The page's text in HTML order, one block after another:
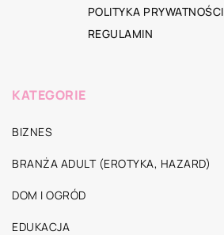
POLITYKA PRYWATNOŚCI
REGULAMIN
KATEGORIE
BIZNES
BRANŻA ADULT (EROTYKA, HAZARD)
DOM I OGRÓD
EDUKACJA